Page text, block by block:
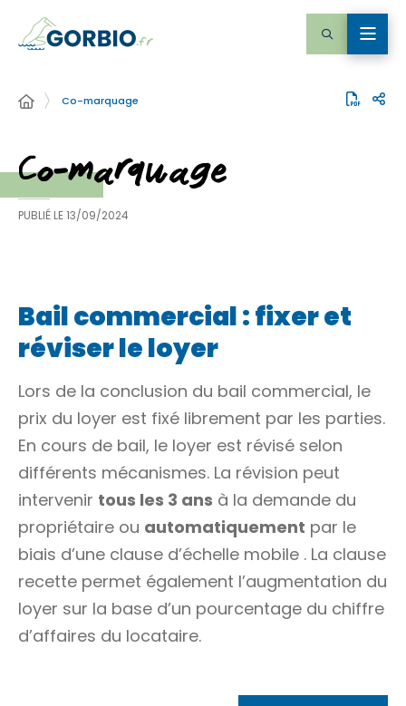
Co-marquage
Co-marquage
PUBLIÉ LE13/09/2024
Bail commercial : fixer et
réviser le loyer
Lors de la conclusion du bail commercial, le
prix du loyer est fixé librement par les parties.
En cours de bail, le loyer est révisé selon
différents mécanismes. La révision peut
intervenir tous les 3 ans à la demande du
propriétaire ou automatiquement par le
biais d’une clause d’échelle mobile . La clause
recette permet également l’augmentation du
loyer sur la base d’un pourcentage du chiffre
d’affaires du locataire.